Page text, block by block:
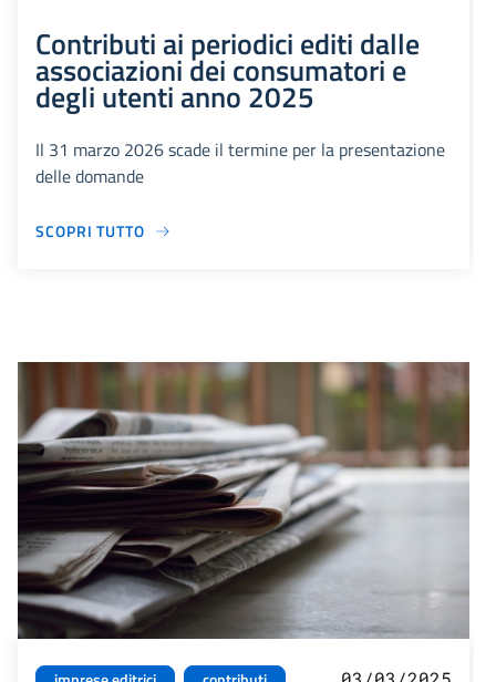
Contributi ai periodici editi dalle
associazioni dei consumatori e
degli utenti anno 2025
Il 31 marzo 2026 scade il termine per la presentazione
delle domande
SCOPRI TUTTO